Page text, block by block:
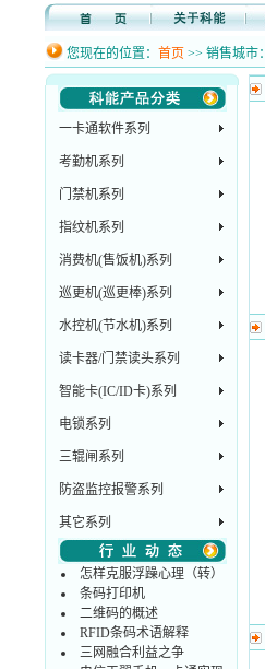
您现在的位置： 首页 >> 销售城市：
一卡通软件系列
考勤机系列
门禁机系列
指纹机系列
消费机(售饭机)系列
巡更机(巡更棒)系列
水控机(节水机)系列
读卡器/门禁读头系列
智能卡(IC/ID卡)系列
电锁系列
三辊闸系列
防盗监控报警系列
其它系列
怎样克服浮躁心理（转）
条码打印机
二维码的概述
RFID条码术语解释
三网融合利益之争